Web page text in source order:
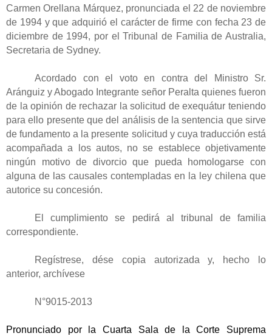
Carmen Orellana Márquez, pronunciada el 22 de noviembre
de 1994 y que adquirió el carácter de firme con fecha 23 de
diciembre de 1994, por el Tribunal de Familia de Australia,
Secretaria de Sydney.
Acordado con el voto en contra del Ministro Sr.
Aránguiz y Abogado Integrante señor Peralta quienes fueron
de la opinión de rechazar la solicitud de exequátur teniendo
para ello presente que del análisis de la sentencia que sirve
de fundamento a la presente solicitud y cuya traducción está
acompañada a los autos, no se establece objetivamente
ningún motivo de divorcio que pueda homologarse con
alguna de las causales contempladas en la ley chilena que
autorice su concesión.
El cumplimiento se pedirá al tribunal de familia
correspondiente.
Regístrese, dése copia autorizada y, hecho lo
anterior, archívese
N°9015-2013
Pronunciado por la Cuarta Sala de la Corte Suprema